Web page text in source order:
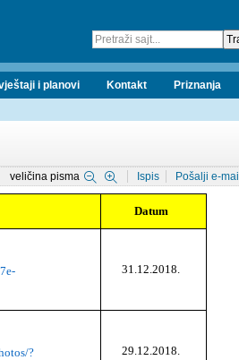
i planovi Kontakt Priznanja
veličina pisma Ispis Pošalji e-mail
Datum
31.12.2018.
?
29.12.2018.